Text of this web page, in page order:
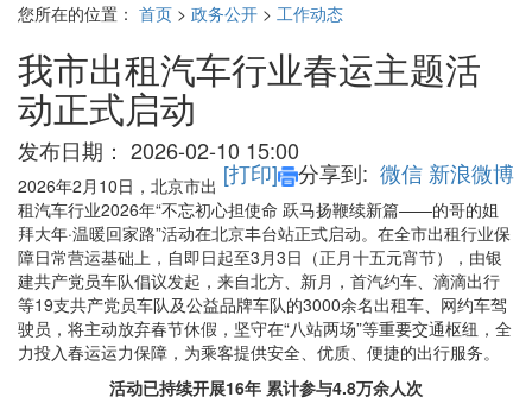
您所在的位置： 首页 > 政务公开 > 工作动态
我市出租汽车行业春运主题活
动正式启动
发布日期： 2026-02-10 15:00
[打印] 分享到: 微信 新浪微博
2026年2月10日，北京市出
租汽车行业2026年“不忘初心担使命 跃马扬鞭续新篇——的哥的姐
拜大年·温暖回家路”活动在北京丰台站正式启动。在全市出租行业保
障日常营运基础上，自即日起至3月3日（正月十五元宵节），由银
建共产党员车队倡议发起，来自北方、新月，首汽约车、滴滴出行
等19支共产党员车队及公益品牌车队的3000余名出租车、网约车驾
驶员，将主动放弃春节休假，坚守在“八站两场”等重要交通枢纽，全
力投入春运运力保障，为乘客提供安全、优质、便捷的出行服务。
活动已持续开展16年 累计参与4.8万余人次